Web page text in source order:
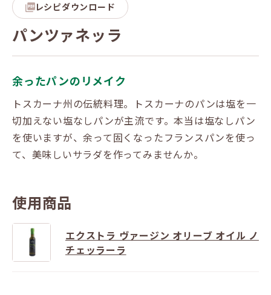
レシピダウンロード
パンツァネッラ
余ったパンのリメイク
トスカーナ州の伝統料理。トスカーナのパンは塩を一
切加えない塩なしパンが主流です。本当は塩なしパン
を使いますが、余って固くなったフランスパンを使っ
て、美味しいサラダを作ってみませんか。
使用商品
エクストラ ヴァージン オリーブ オイル ノ
チェッラーラ